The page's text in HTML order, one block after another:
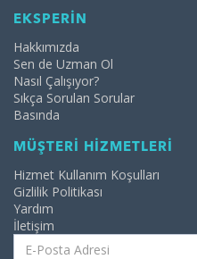
EKSPERİN
Hakkımızda
Sen de Uzman Ol
Nasıl Çalışıyor?
Sıkça Sorulan Sorular
Basında
MÜŞTERİ HİZMETLERİ
Hizmet Kullanım Koşulları
Gizlilik Politikası
Yardım
İletişim